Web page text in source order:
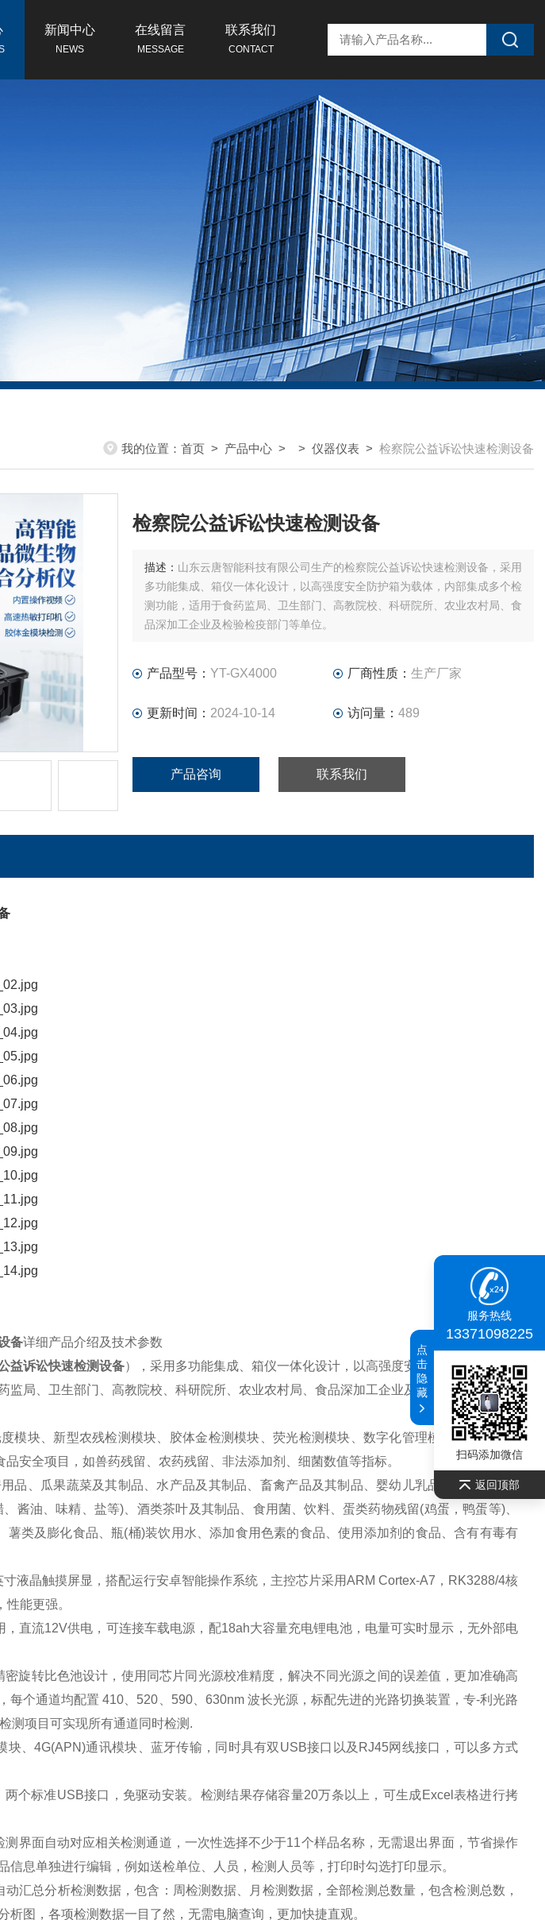
新闻中心
NEWS
在线留言
MESSAGE
联系我们
CONTACT
我的位置： 首页 > 产品中心 > > 仪器仪表 > 检察院公益诉讼快速检测设备
检察院公益诉讼快速检测设备
描述： 山东云唐智能科技有限公司生产的检察院公益诉讼快速检测设备，采用
多功能集成、箱仪一体化设计，以高强度安全防护箱为载体，内部集成多个检
测功能，适用于食药监局、卫生部门、高教院校、科研院所、农业农村局、食
品深加工企业及检验检疫部门等单位。
产品型号： YT-GX4000 厂商性质： 生产厂家
更新时间： 2024-10-14 访问量： 489
产品咨询 联系我们
备详细产品介绍及技术参数
益诉讼快速检测设备），采用多功能集成、箱仪一体化设计，以高强度安全防护箱为载体，
监局、卫生部门、高教院校、科研院所、农业农村局、食品深加工企业及检验检疫部门等单
块、新型农残检测模块、胶体金检测模块、荧光检测模块、数字化管理模块等，所有模
安全项目，如兽药残留、农药残留、非法添加剂、细菌数值等指标。
、瓜果蔬菜及其制品、水产品及其制品、畜禽产品及其制品、婴幼儿乳品及奶粉制品、
酱油、味精、盐等)、酒类茶叶及其制品、食用菌、饮料、蛋类药物残留(鸡蛋，鸭蛋等)、
薯类及膨化食品、瓶(桶)装饮用水、添加食用色素的食品、使用添加剂的食品、含有有毒有
晶触摸屏显，搭配运行安卓智能操作系统，主控芯片采用ARM Cortex-A7，RK3288/4核
能更强。
流12V供电，可连接车载电源，配18ah大容量充电锂电池，电量可实时显示，无外部电
转比色池设计，使用同芯片同光源校准精度，解决不同光源之间的误差值，更加准确高
每个通道均配置 410、520、590、630nm 波长光源，标配先进的光路切换装置，专-利光路
测项目可实现所有通道同时检测.
、4G(APN)通讯模块、蓝牙传输，同时具有双USB接口以及RJ45网线接口，可以多方式
标准USB接口，免驱动安装。检测结果存储容量20万条以上，可生成Excel表格进行拷
面自动对应相关检测通道，一次性选择不少于11个样品名称，无需退出界面，节省操作
信息单独进行编辑，例如送检单位、人员，检测人员等，打印时勾选打印显示。
总分析检测数据，包含：周检测数据、月检测数据，全部检测总数量，包含检测总数，
析图，各项检测数据一目了然，无需电脑查询，更加快捷直观。
服务热线
13371098225
扫码添加微信
返回顶部
点
击
隐
藏